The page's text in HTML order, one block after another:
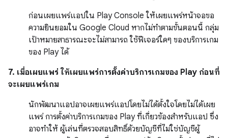
ก่อนเผยแพร่แอปใน Play Console ให้เผยแพร่หน้าจอขอ
ความยินยอมใน Google Cloud หากไม่ทำตามขั้นตอนนี้ กลุ่ม
เป้าหมายสาธารณะจะไม่สามารถ ใช้ฟีเจอร์ใดๆ ของบริการเกม
ของ Play ได้
7. เมื่อเผยแพร่ ให้เผยแพร่การตั้งค่าบริการเกมของ Play ก่อนที่
จะเผยแพร่เกม
นักพัฒนาแอปอาจเผยแพร่แอปโดยไม่ได้ตั้งใจโดยไม่ได้เผย
แพร่ การตั้งค่าบริการเกมของ Play ที่เกี่ยวข้องสำหรับแอป ซึ่ง
อาจทำให้ ผู้เล่นที่ตรวจสอบสิทธิ์ด้วยบัญชีที่ไม่ใช่บัญชีผู้